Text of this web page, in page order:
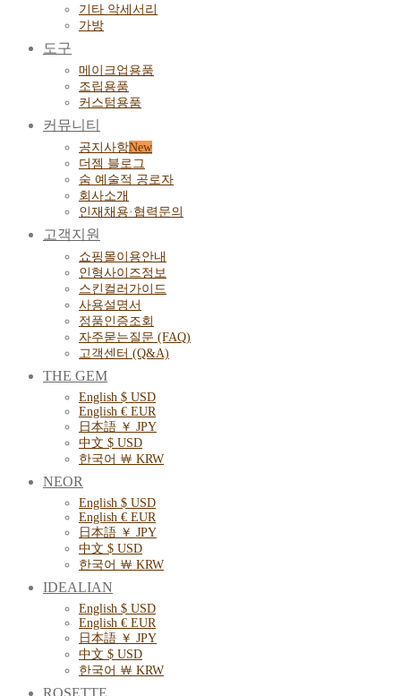
기타 악세서리
가방
도구
메이크업용품
조립용품
커스텀용품
커뮤니티
공지사항
더젬 블로그
숨 예술적 공로자
회사소개
인재채용·협력문의
고객지원
쇼핑몰이용안내
인형사이즈정보
스킨컬러가이드
사용설명서
정품인증조회
자주묻는질문 (FAQ)
고객센터 (Q&A)
THE GEM
English $ USD
English € EUR
日本語 ￥ JPY
中文 $ USD
한국어 ￦ KRW
NEOR
English $ USD
English € EUR
日本語 ￥ JPY
中文 $ USD
한국어 ￦ KRW
IDEALIAN
English $ USD
English € EUR
日本語 ￥ JPY
中文 $ USD
한국어 ￦ KRW